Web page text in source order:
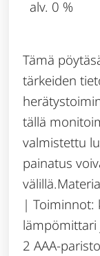
alv. 0 %
Tämä
tärkeiden
tällä
valmistettu
painatus
| Toiminnot:
lämpömittari
2 AAA-